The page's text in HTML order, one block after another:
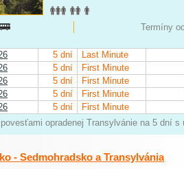
Termíny
5 dní Last Minute
5 dní First Minute
5 dní First Minute
5 dní First Minute
5 dní First Minute
opradenej Transylvánie na 5 dní
- Sedmohradsko a Transylvánia